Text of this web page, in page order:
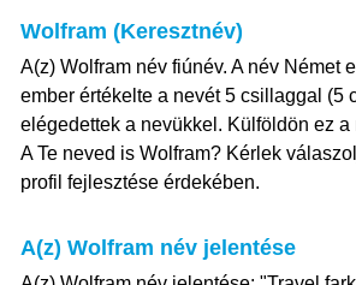
Wolfram (Keresztnév)
A(z) Wolfram név fiúnév. A név Német
ember értékelte a nevét 5 csillaggal (5
elégedettek a nevükkel. Külföldön ez
A Te neved is Wolfram? Kérlek
profil fejlesztése érdekében.
A(z) Wolfram név jelentése